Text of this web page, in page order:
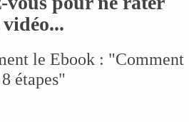
le Ebook : "Comment
étapes"